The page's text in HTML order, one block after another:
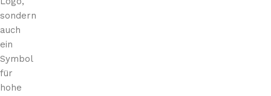
sondern
auch
ein
Symbol
für
hohe